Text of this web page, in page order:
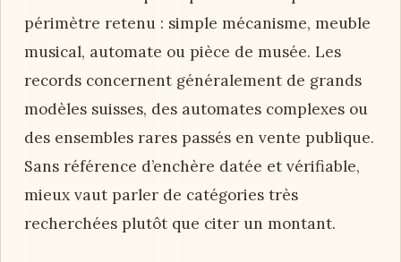
périmètre retenu : simple mécanisme, meuble
musical, automate ou pièce de musée. Les
records concernent généralement de grands
modèles suisses, des automates complexes ou
des ensembles rares passés en vente publique.
Sans référence d’enchère datée et vérifiable,
mieux vaut parler de catégories très
recherchées plutôt que citer un montant.